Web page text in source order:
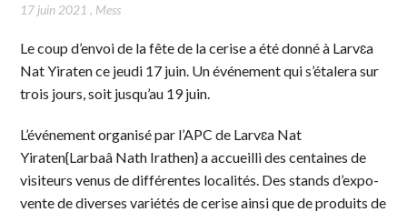
17 juin 2021 , Mess
Le coup d’envoi de la fête de la cerise a été donné à Larvɛa
Nat Yiraten ce jeudi 17 juin. Un événement qui s’étalera sur
trois jours, soit jusqu’au 19 juin.
L’événement organisé par l’APC de Larvɛa Nat
Yiraten{Larbaâ Nath Irathen} a accueilli des centaines de
visiteurs venus de différentes localités. Des stands d’expo-
vente de diverses variétés de cerise ainsi que de produits de